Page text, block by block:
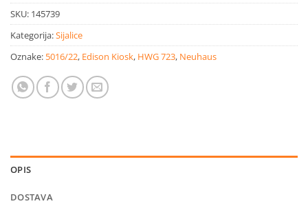
SKU: 145739
Kategorija:Sijalice
Oznake: 5016/22, Edison Kiosk, HWG 723, Neuhaus
OPIS
DOSTAVA